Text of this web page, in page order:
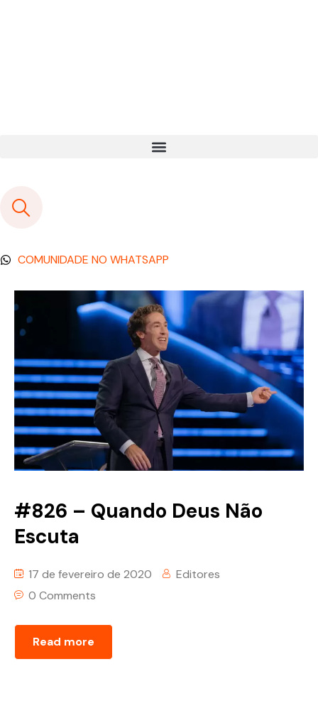
COMUNIDADE NO WHATSAPP
#826 – Quando Deus Não
Escuta
17 de fevereiro de 2020
Editores
0 Comments
Read more